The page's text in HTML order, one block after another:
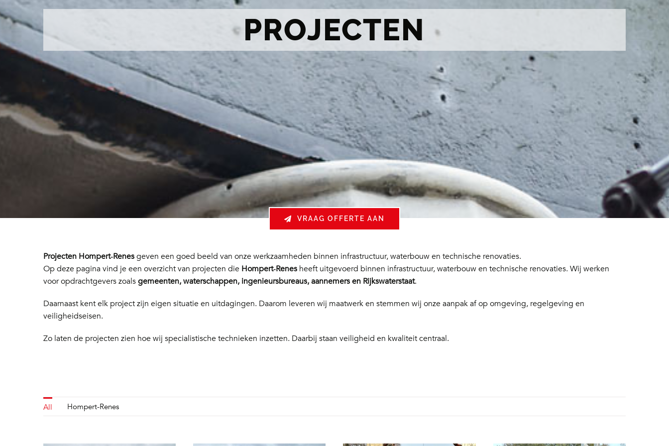
PROJECTEN
VRAAG OFFERTE AAN
Projecten Hompert‑Renesgeven een goed beeld van onze werkzaamheden binnen infrastructuur, waterbouw en technische renovaties.
Op deze pagina vind je een overzicht van projecten die Hompert‑Renesheeft uitgevoerd binnen infrastructuur, waterbouw en technische renovaties. Wij werken
voor opdrachtgevers zoalsgemeenten, waterschappen, ingenieursbureaus, aannemers en Rijkswaterstaat.
Daarnaast kent elk project zijn eigen situatie en uitdagingen. Daarom leveren wij maatwerk en stemmen wij onze aanpak af op omgeving, regelgeving en
veiligheidseisen.
Zo laten de projecten zien hoe wij specialistische technieken inzetten. Daarbij staan veiligheid en kwaliteit centraal.
All Hompert-Renes